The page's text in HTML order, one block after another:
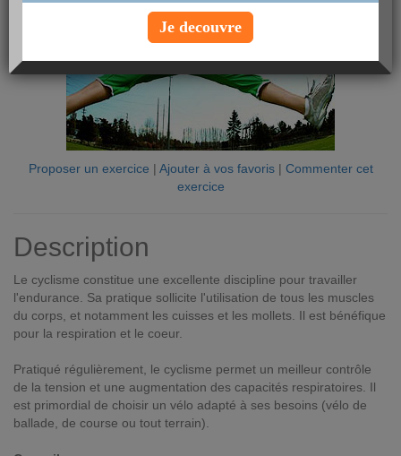
Proposer un exercice | Ajouter à vos favoris| Commenter cet
exercice
Description
Le cyclisme constitue une excellente discipline pour travailler
l'endurance. Sa pratique sollicite l'utilisation de tous les muscles
du corps, et notamment les cuisses et les mollets. Il est bénéfique
pour la respiration et le coeur.
Pratiqué régulièrement, le cyclisme permet un meilleur contrôle
de la tension et une augmentation des capacités respiratoires. Il
est primordial de choisir un vélo adapté à ses besoins (vélo de
ballade, de course ou tout terrain).
Je decouvre